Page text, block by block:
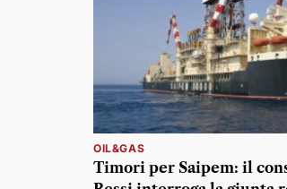
OIL&GAS
Timori per Saipem: il